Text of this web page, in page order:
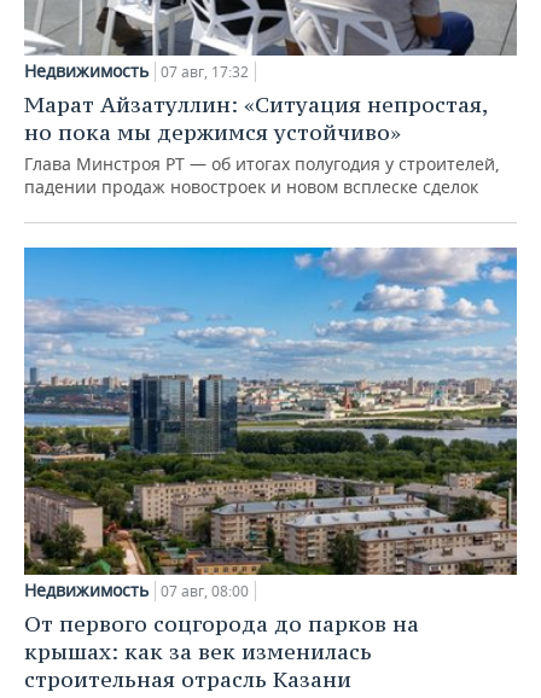
Недвижимость 07 авг, 17:32
Марат Айзатуллин: «Ситуация непростая,
но пока мы держимся устойчиво»
Глава Минстроя РТ — об итогах полугодия у строителей,
падении продаж новостроек и новом всплеске сделок
Недвижимость 07 авг, 08:00
От первого соцгорода до парков на
крышах: как за век изменилась
строительная отрасль Казани